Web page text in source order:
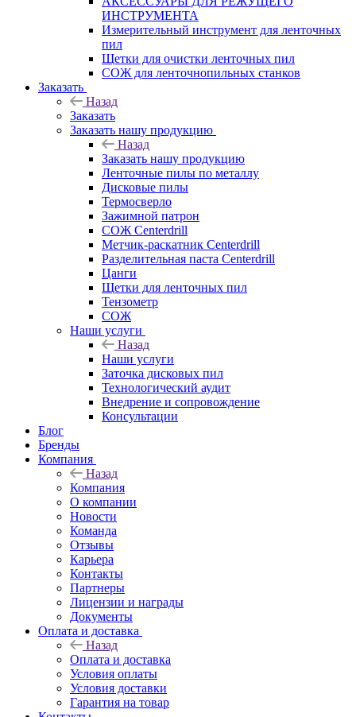
ИНСТРУМЕНТА
Измерительный инструмент для ленточных
пил
Щетки для очистки ленточных пил
СОЖ для ленточнопильных станков
Заказать
Назад
Заказать
Заказать нашу продукцию
Назад
Заказать нашу продукцию
Ленточные пилы по металлу
Дисковые пилы
Термосверло
Зажимной патрон
СОЖ Centerdrill
Метчик-раскатник Centerdrill
Разделительная паста Centerdrill
Цанги
Щетки для ленточных пил
Тензометр
СОЖ
Наши услуги
Назад
Наши услуги
Заточка дисковых пил
Технологический аудит
Внедрение и сопровождение
Консультации
Блог
Бренды
Компания
Назад
Компания
О компании
Новости
Команда
Отзывы
Карьера
Контакты
Партнеры
Лицензии и награды
Документы
Оплата и доставка
Назад
Оплата и доставка
Условия оплаты
Условия доставки
Гарантия на товар